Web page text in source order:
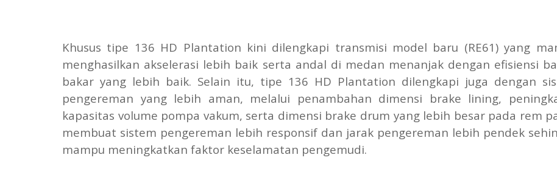
Khusus tipe 136 HD Plantation kini dilengkapi transmisi model baru (RE61) yang
menghasilkan akselerasi lebih baik serta andal di medan menanjak dengan efisiensi
bakar yang lebih baik. Selain itu, tipe 136 HD Plantation dilengkapi juga dengan
pengereman yang lebih aman, melalui penambahan dimensi brake lining,
kapasitas volume pompa vakum, serta dimensi brake drum yang lebih besar pada rem
membuat sistem pengereman lebih responsif dan jarak pengereman lebih pendek
mampu meningkatkan faktor keselamatan pengemudi.